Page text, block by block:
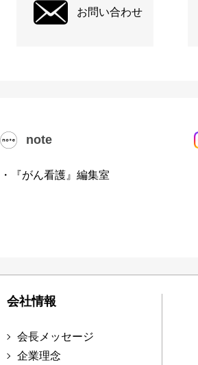
お問い合わせ
note
・『がん看護』編集室
会社情報
会長メッセージ
企業理念